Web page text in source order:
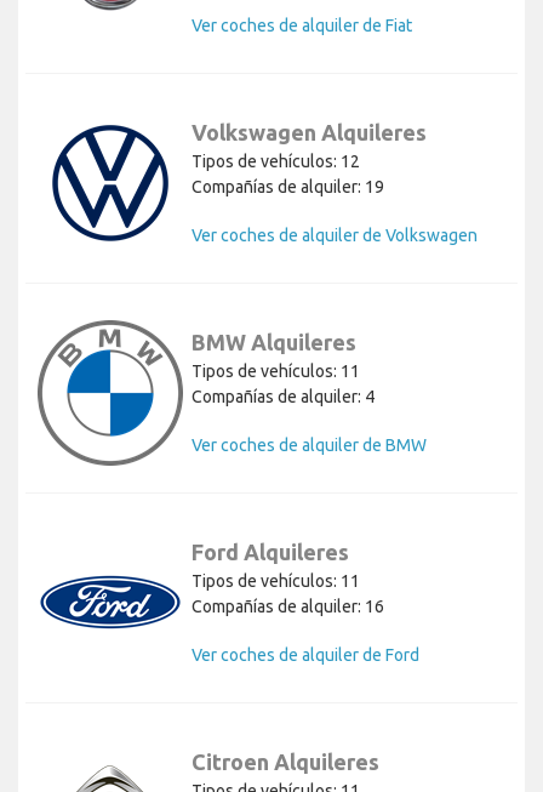
Ver coches de alquiler de Fiat
Volkswagen Alquileres
Tipos de vehículos: 12
Compañías de alquiler: 19
Ver coches de alquiler de Volkswagen
BMW Alquileres
Tipos de vehículos: 11
Compañías de alquiler: 4
Ver coches de alquiler de BMW
Ford Alquileres
Tipos de vehículos: 11
Compañías de alquiler: 16
Ver coches de alquiler de Ford
Citroen Alquileres